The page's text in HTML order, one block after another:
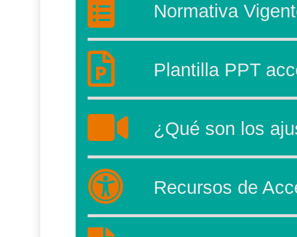
Normativa
Plantilla PPT
¿Qué son los
Recursos de